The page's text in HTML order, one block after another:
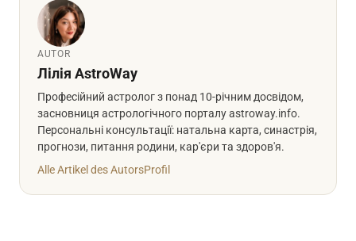
AUTOR
Лілія AstroWay
Професійний астролог з понад 10-річним досвідом,
засновниця астрологічного порталу astroway.info.
Персональні консультації: натальна карта, синастрія,
прогнози, питання родини, кар'єри та здоров'я.
Alle Artikel des AutorsProfil